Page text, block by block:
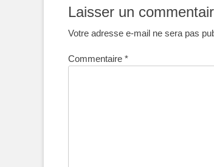
Laisser un
Votre adresse e-mail ne sera pas
Commentaire *